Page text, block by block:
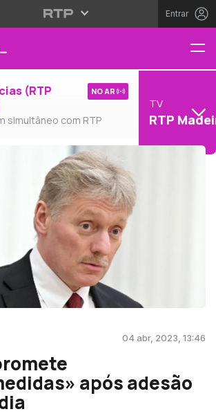
Entrar
(RTP
simultâneo com RTP
NO AR
TV
RTP
04 abr, 2023, 13:46
após adesão